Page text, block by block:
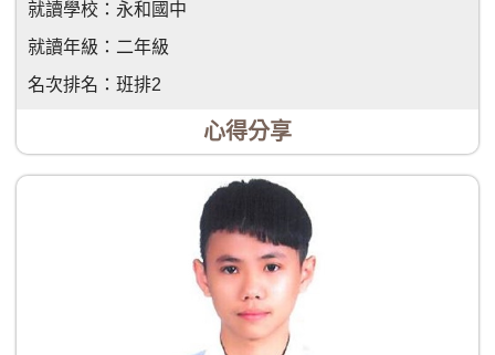
就讀學校： 永和國中
就讀年級： 二年級
名次排名： 班排2
心得分享